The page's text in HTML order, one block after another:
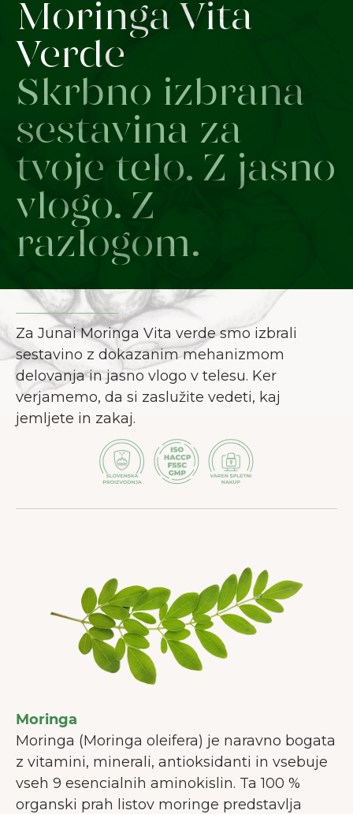
Moringa Vita
Verde
Skrbno izbrana
sestavina za
tvoje telo. Z jasno
vlogo. Z
razlogom.
Za Junai Moringa Vita verde smo izbrali
sestavino z dokazanim mehanizmom
delovanja in jasno vlogo v telesu. Ker
verjamemo, da si zaslužite vedeti, kaj
jemljete in zakaj.
Moringa
Moringa (Moringa oleifera) je naravno bogata
z vitamini, minerali, antioksidanti in vsebuje
vseh 9 esencialnih aminokislin. Ta 100 %
organski prah listov moringe predstavlja